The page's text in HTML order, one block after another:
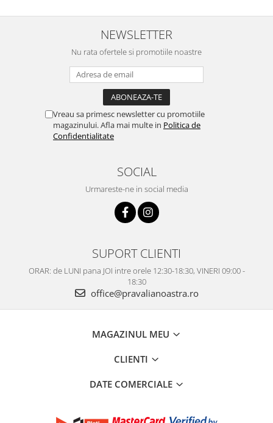
NEWSLETTER
Nu rata ofertele si promotiile noastre
Vreau sa primesc newsletter cu promotiile
magazinului. Afla mai multe in Politica de
Confidentialitate
SOCIAL
Urmareste-ne in social media
SUPORT CLIENTI
ORAR: de LUNI pana JOI intre orele 12:30-18:30, VINERI 09:00 -
18:30
office@pravalianoastra.ro
MAGAZINUL MEU
CLIENTI
DATE COMERCIALE